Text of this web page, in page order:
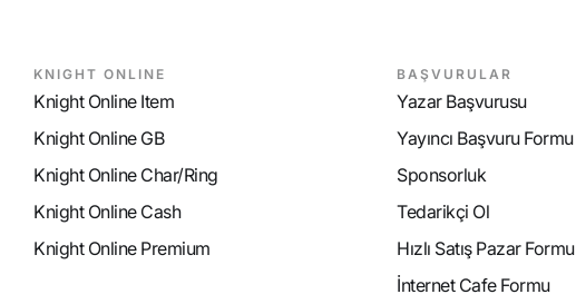
KNIGHT ONLINE
Knight Online Item
Knight Online GB
Knight Online Char/Ring
Knight Online Cash
Knight Online Premium
BAŞVURULAR
Yazar Başvurusu
Yayıncı Başvuru Formu
Sponsorluk
Tedarikçi Ol
Hızlı Satış Pazar Formu
İnternet Cafe Formu